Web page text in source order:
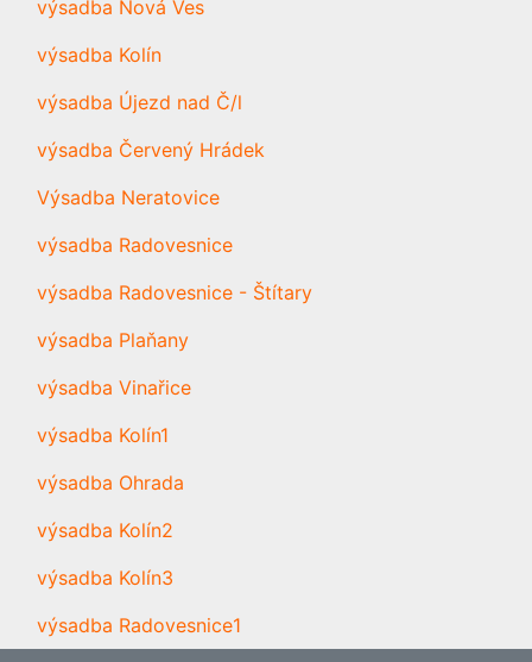
výsadba Nová Ves
výsadba Kolín
výsadba Újezd nad Č/l
výsadba Červený Hrádek
Výsadba Neratovice
výsadba Radovesnice
výsadba Radovesnice - Štítary
výsadba Plaňany
výsadba Vinařice
výsadba Kolín1
výsadba Ohrada
výsadba Kolín2
výsadba Kolín3
výsadba Radovesnice1